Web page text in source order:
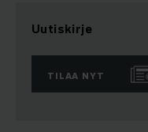
Uutiskirje
TILAA NYT